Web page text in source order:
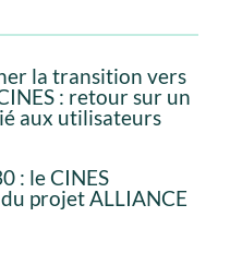
la transition vers
: retour sur un
aux utilisateurs
: le CINES
projet ALLIANCE